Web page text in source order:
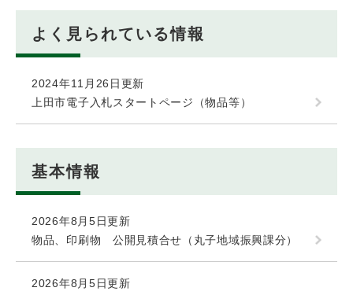
よく見られている情報
2024年11月26日更新
上田市電子入札スタートページ（物品等）
基本情報
2026年8月5日更新
物品、印刷物 公開見積合せ（丸子地域振興課分）
2026年8月5日更新